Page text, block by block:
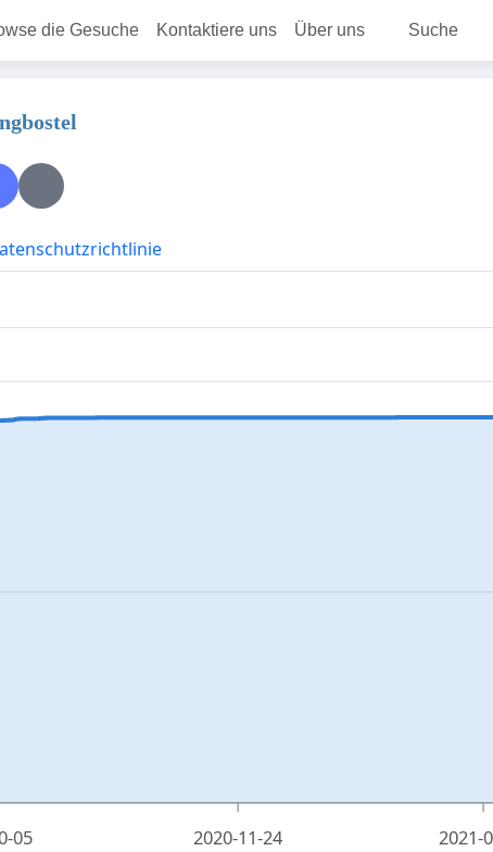
die Gesuche Kontaktiere uns Über uns Suche
05 2020-11-24 2021-